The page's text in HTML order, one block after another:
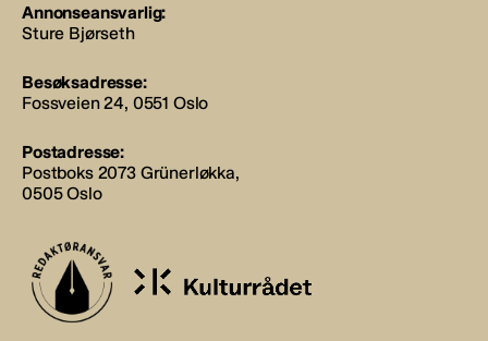
Annonseansvarlig:
Sture Bjørseth
Besøksadresse:
Fossveien 24, 0551 Oslo
Postadresse:
Postboks 2073 Grünerløkka,
0505 Oslo